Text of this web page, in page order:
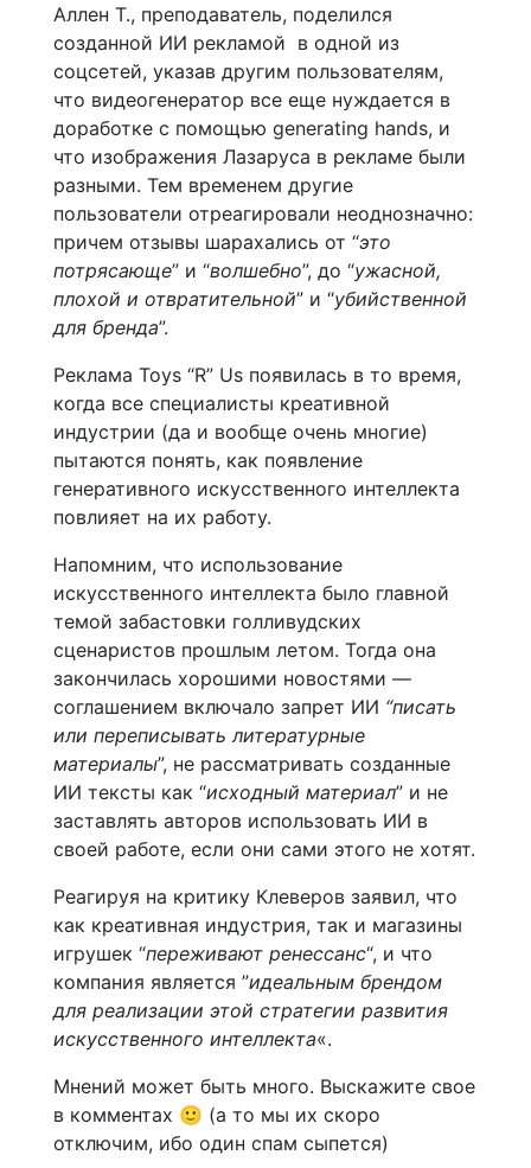
Аллен Т., преподаватель, поделился
созданной ИИ рекламой в одной из
соцсетей, указав другим пользователям,
что видеогенератор все еще нуждается в
доработке с помощью generating hands, и
что изображения Лазаруса в рекламе были
разными. Тем временем другие
пользователи отреагировали неоднозначно:
причем отзывы шарахались от “это
потрясающе” и “волшебно”, до “ужасной,
плохой и отвратительной” и “убийственной
для бренда”.
Реклама Toys “R” Us появилась в то время,
когда все специалисты креативной
индустрии (да и вообще очень многие)
пытаются понять, как появление
генеративного искусственного интеллекта
повлияет на их работу.
Напомним, что использование
искусственного интеллекта было главной
темой забастовки голливудских
сценаристов прошлым летом. Тогда она
закончилась хорошими новостями —
соглашением включало запрет ИИ “писать
или переписывать литературные
материалы”, не рассматривать созданные
ИИ тексты как “исходный материал” и не
заставлять авторов использовать ИИ в
своей работе, если они сами этого не хотят.
Реагируя на критику Клеверов заявил, что
как креативная индустрия, так и магазины
игрушек “переживают ренессанс“, и что
компания является ”идеальным брендом
для реализации этой стратегии развития
искусственного интеллекта«.
Мнений может быть много. Выскажите свое
в комментах 🙂 (а то мы их скоро
отключим, ибо один спам сыпется)